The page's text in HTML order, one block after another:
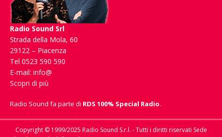
Radio Sound Srl
Strada della Mola, 60
29122 – Piacenza
Tel 0523 590 590
E-mail: info@
Scopri di più
Radio Sound fa parte di RDS 100% Special Radio.
Copyright © 1999/2025 Radio Sound S.r.l. - Tutti i diritti riservati Sede